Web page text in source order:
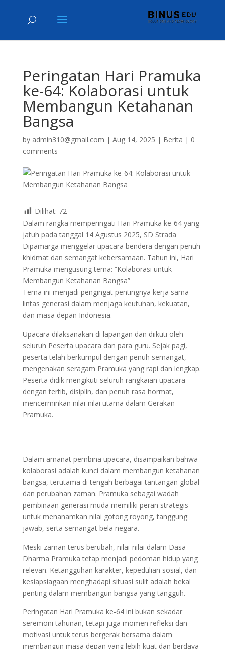
Peringatan Hari Pramuka
ke-64: Kolaborasi untuk
Membangun Ketahanan
Bangsa
by admin310@gmail.com | Aug 14, 2025 | Berita | 0
comments
Dilihat: 72
Dalam rangka memperingati Hari Pramuka ke-64 yang
jatuh pada tanggal 14 Agustus 2025, SD Strada
Dipamarga menggelar upacara bendera dengan penuh
khidmat dan semangat kebersamaan. Tahun ini, Hari
Pramuka mengusung tema: “Kolaborasi untuk
Membangun Ketahanan Bangsa”
Tema ini menjadi pengingat pentingnya kerja sama
lintas generasi dalam menjaga keutuhan, kekuatan,
dan masa depan Indonesia.
Upacara dilaksanakan di lapangan dan diikuti oleh
seluruh Peserta upacara dan para guru. Sejak pagi,
peserta telah berkumpul dengan penuh semangat,
mengenakan seragam Pramuka yang rapi dan lengkap.
Peserta didik mengikuti seluruh rangkaian upacara
dengan tertib, disiplin, dan penuh rasa hormat,
mencerminkan nilai-nilai utama dalam Gerakan
Pramuka.
Dalam amanat pembina upacara, disampaikan bahwa
kolaborasi adalah kunci dalam membangun ketahanan
bangsa, terutama di tengah berbagai tantangan global
dan perubahan zaman. Pramuka sebagai wadah
pembinaan generasi muda memiliki peran strategis
untuk menanamkan nilai gotong royong, tanggung
jawab, serta semangat bela negara.
Meski zaman terus berubah, nilai-nilai dalam Dasa
Dharma Pramuka tetap menjadi pedoman hidup yang
relevan. Ketangguhan karakter, kepedulian sosial, dan
kesiapsiagaan menghadapi situasi sulit adalah bekal
penting dalam membangun bangsa yang tangguh.
Peringatan Hari Pramuka ke-64 ini bukan sekadar
seremoni tahunan, tetapi juga momen refleksi dan
motivasi untuk terus bergerak bersama dalam
membangun masa depan yang lebih kuat dan berdaya